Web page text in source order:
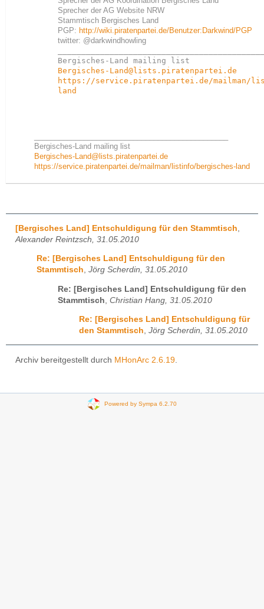
Sprecher der AG Website NRW
Stammtisch Bergisches Land
PGP: http://wiki.piratenpartei.de/Benutzer:Darkwind/PGP
twitter: @darkwindhowling
Bergisches-Land@lists.piratenpartei.de
https://service.piratenpartei.de/mailman/
land
Bergisches-Land mailing list
Bergisches-Land@lists.piratenpartei.de
https://service.piratenpartei.de/mailman/listinfo/bergisches-land
[Bergisches Land] Entschuldigung für den Stammtisch
Alexander Reintzsch, 31.05.2010
Re: [Bergisches Land] Entschuldigung für den
Stammtisch, Jörg Scherdin, 31.05.2010
Re: [Bergisches Land] Entschuldigung für den
Stammtisch Christian Hang, 31.05.2010
Re: [Bergisches Land] Entschuldigung für
den Stammtisch, Jörg Scherdin, 31.05.2010
Archiv bereitgestellt durch MHonArc 2.6.19
Powered by Sympa 6.2.70